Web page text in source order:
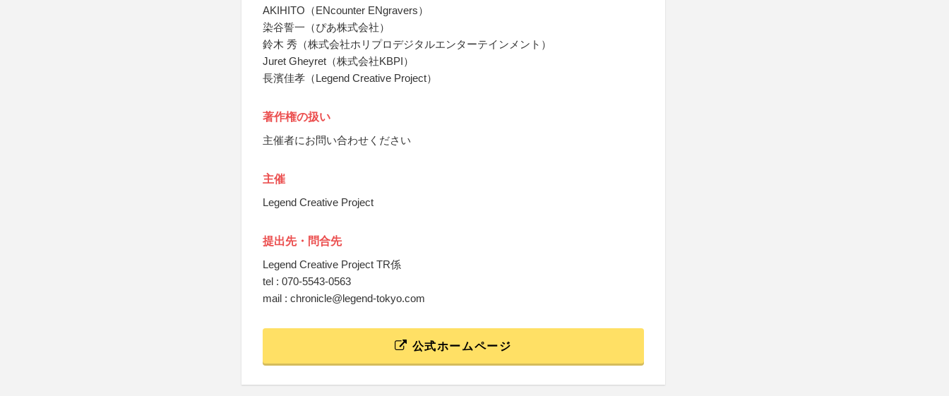
AKIHITO（ENcounter ENgravers）
染谷誓一（ぴあ株式会社）
鈴木 秀（株式会社ホリプロデジタルエンターテインメント）
Juret Gheyret（株式会社KBPI）
長濱佳孝（Legend Creative Project）
著作権の扱い
主催者にお問い合わせください
主催
Legend Creative Project
提出先・問合先
Legend Creative Project TR係
tel : 070-5543-0563
mail : chronicle@legend-tokyo.com
公式ホームページ